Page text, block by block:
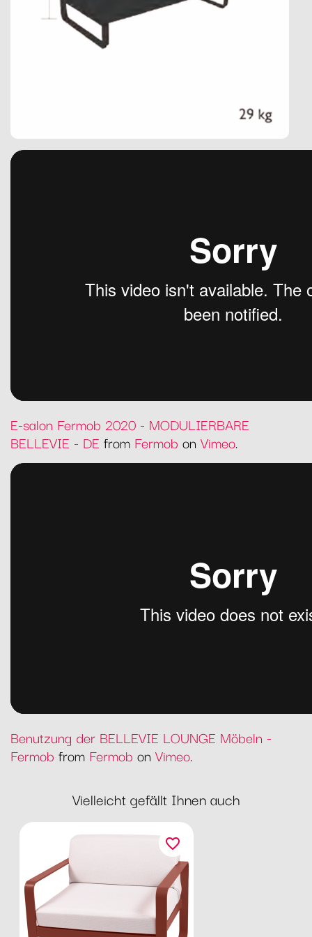
E-salon Fermob 2020 - MODULIERBARE
BELLEVIE - DE from Fermob on Vimeo.
Benutzung der BELLEVIE LOUNGE Möbeln -
Fermob from Fermob on Vimeo.
Vielleicht gefällt Ihnen auch
favorite_border